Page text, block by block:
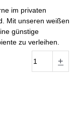
im privaten
Mit unseren weißen
günstige
zu verleihen.
+